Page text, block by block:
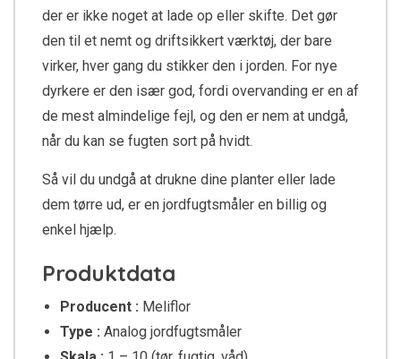
der er ikke noget at lade op eller skifte. Det gør
den til et nemt og driftsikkert værktøj, der bare
virker, hver gang du stikker den i jorden. For nye
dyrkere er den især god, fordi overvanding er en af
de mest almindelige fejl, og den er nem at undgå,
når du kan se fugten sort på hvidt.
Så vil du undgå at drukne dine planter eller lade
dem tørre ud, er en jordfugtsmåler en billig og
enkel hjælp.
Produktdata
Producent : Meliflor
Type : Analog jordfugtsmåler